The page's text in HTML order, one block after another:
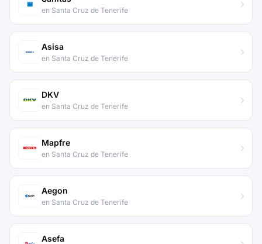
en Santa Cruz de Tenerife
Asisa
en Santa Cruz de Tenerife
DKV
en Santa Cruz de Tenerife
Mapfre
en Santa Cruz de Tenerife
Aegon
en Santa Cruz de Tenerife
Asefa